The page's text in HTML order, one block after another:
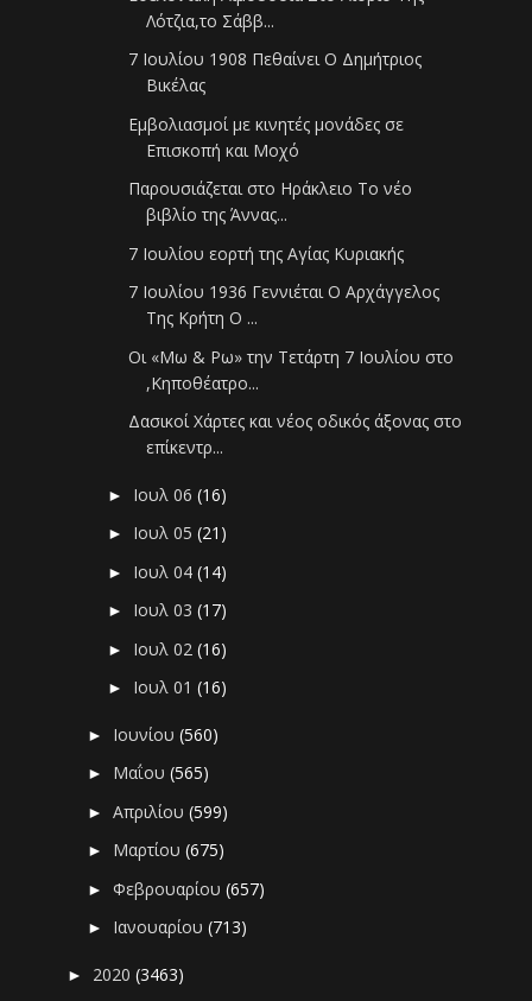
Λότζια,το Σάββ...
7 Ιουλίου 1908 Πεθαίνει Ο Δημήτριος
Βικέλας
Εμβολιασμοί με κινητές μονάδες σε
Επισκοπή και Μοχό
Παρουσιάζεται στο Ηράκλειο Το νέο
βιβλίο της Άννας...
7 Ιουλίου εορτή της Αγίας Κυριακής
7 Ιουλίου 1936 Γεννιέται Ο Αρχάγγελος
Της Κρήτη Ο ...
Οι «Μω & Ρω» την Τετάρτη 7 Ιουλίου στο
,Κηποθέατρο...
Δασικοί Χάρτες και νέος οδικός άξονας στο
επίκεντρ...
► Ιουλ 06(16)
► Ιουλ 05(21)
► Ιουλ 04(14)
► Ιουλ 03(17)
► Ιουλ 02(16)
► Ιουλ 01(16)
► Ιουνίου(560)
► Μαΐου(565)
►Απριλίου(599)
► Μαρτίου(675)
►Φεβρουαρίου(657)
► Ιανουαρίου(713)
► 2020(3463)